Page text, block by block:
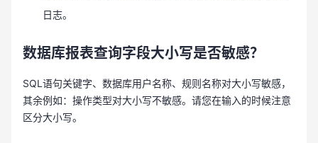
日志。
数据库报表查询字段大小写是否敏感？
SQL语句关键字、数据库用户名称、规则名称对大小写敏感，
其余例如：操作类型对大小写不敏感。请您在输入的时候注意
区分大小写。